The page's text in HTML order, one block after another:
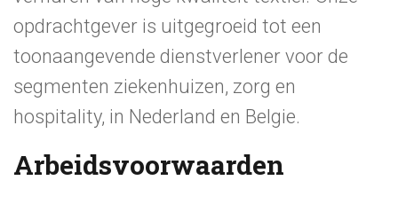
opdrachtgever is uitgegroeid tot een
toonaangevende dienstverlener voor de
segmenten ziekenhuizen, zorg en
hospitality, in Nederland en Belgie.
Arbeidsvoorwaarden